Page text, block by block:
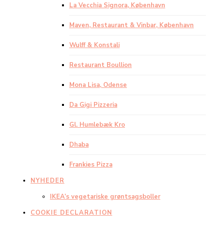
La Vecchia Signora, København
Maven, Restaurant & Vinbar, København
Wulff & Konstali
Restaurant Boullion
Mona Lisa, Odense
Da Gigi Pizzeria
Gl. Humlebæk Kro
Dhaba
Frankies Pizza
NYHEDER
IKEA’s vegetariske grøntsagsboller
COOKIE DECLARATION